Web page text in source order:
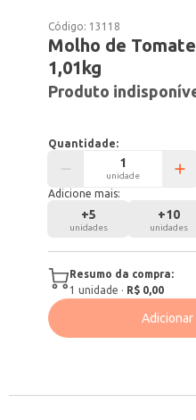
Código: 13118
Molho de
1,01kg
Produto
Quantidade:
unidade
Adicione mais:
+5
unidades
+10
unidades
Resumo da compra:
1 unidade · R$ 0,00
Adicionar